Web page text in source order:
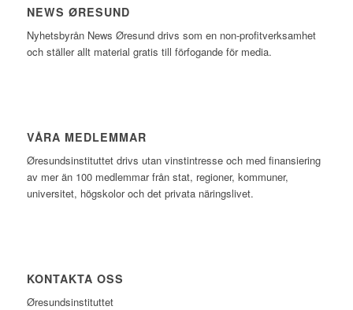
NEWS ØRESUND
Nyhetsbyrån News Øresund drivs som en non-profitverksamhet
och ställer allt material gratis till förfogande för media.
VÅRA MEDLEMMAR
Øresundsinstituttet drivs utan vinst­intresse och med finansiering
av mer än 100 medlemmar från stat, regioner, kommuner,
universitet, högskolor och det privata näringslivet.
KONTAKTA OSS
Øresundsinstituttet